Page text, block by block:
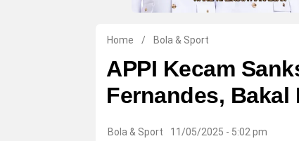
Home / Bola & Sport
APPI Kecam
Fernandes, Bakal
Bola & Sport
11/05/2025 - 5:02 pm